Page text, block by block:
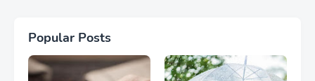
Popular Posts